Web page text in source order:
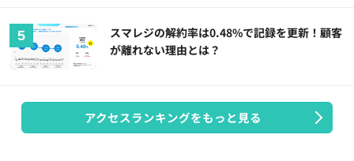
スマレジの解約率は0.48%で記録を更新！顧客
が離れない理由とは？
アクセスランキングをもっと見る